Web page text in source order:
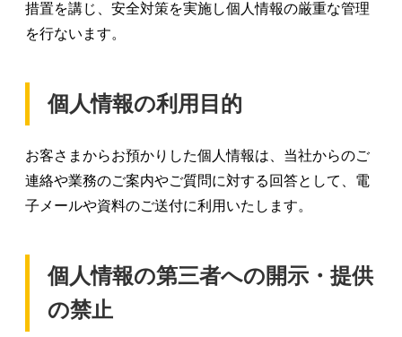
措置を講じ、安全対策を実施し個人情報の厳重な管理
を行ないます。
個人情報の利用目的
お客さまからお預かりした個人情報は、当社からのご
連絡や業務のご案内やご質問に対する回答として、電
子メールや資料のご送付に利用いたします。
個人情報の第三者への開示・提供
の禁止